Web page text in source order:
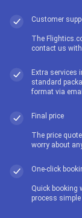
Customer
The
contact us
Extra services
standard
format via
Final price
The price
worry about
One-click
Quick booking
process